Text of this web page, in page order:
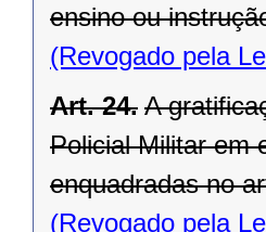
ensino ou
(Revogado pela
Art. 24. A
Policial Militar em
enquadradas no
(Revogado pela